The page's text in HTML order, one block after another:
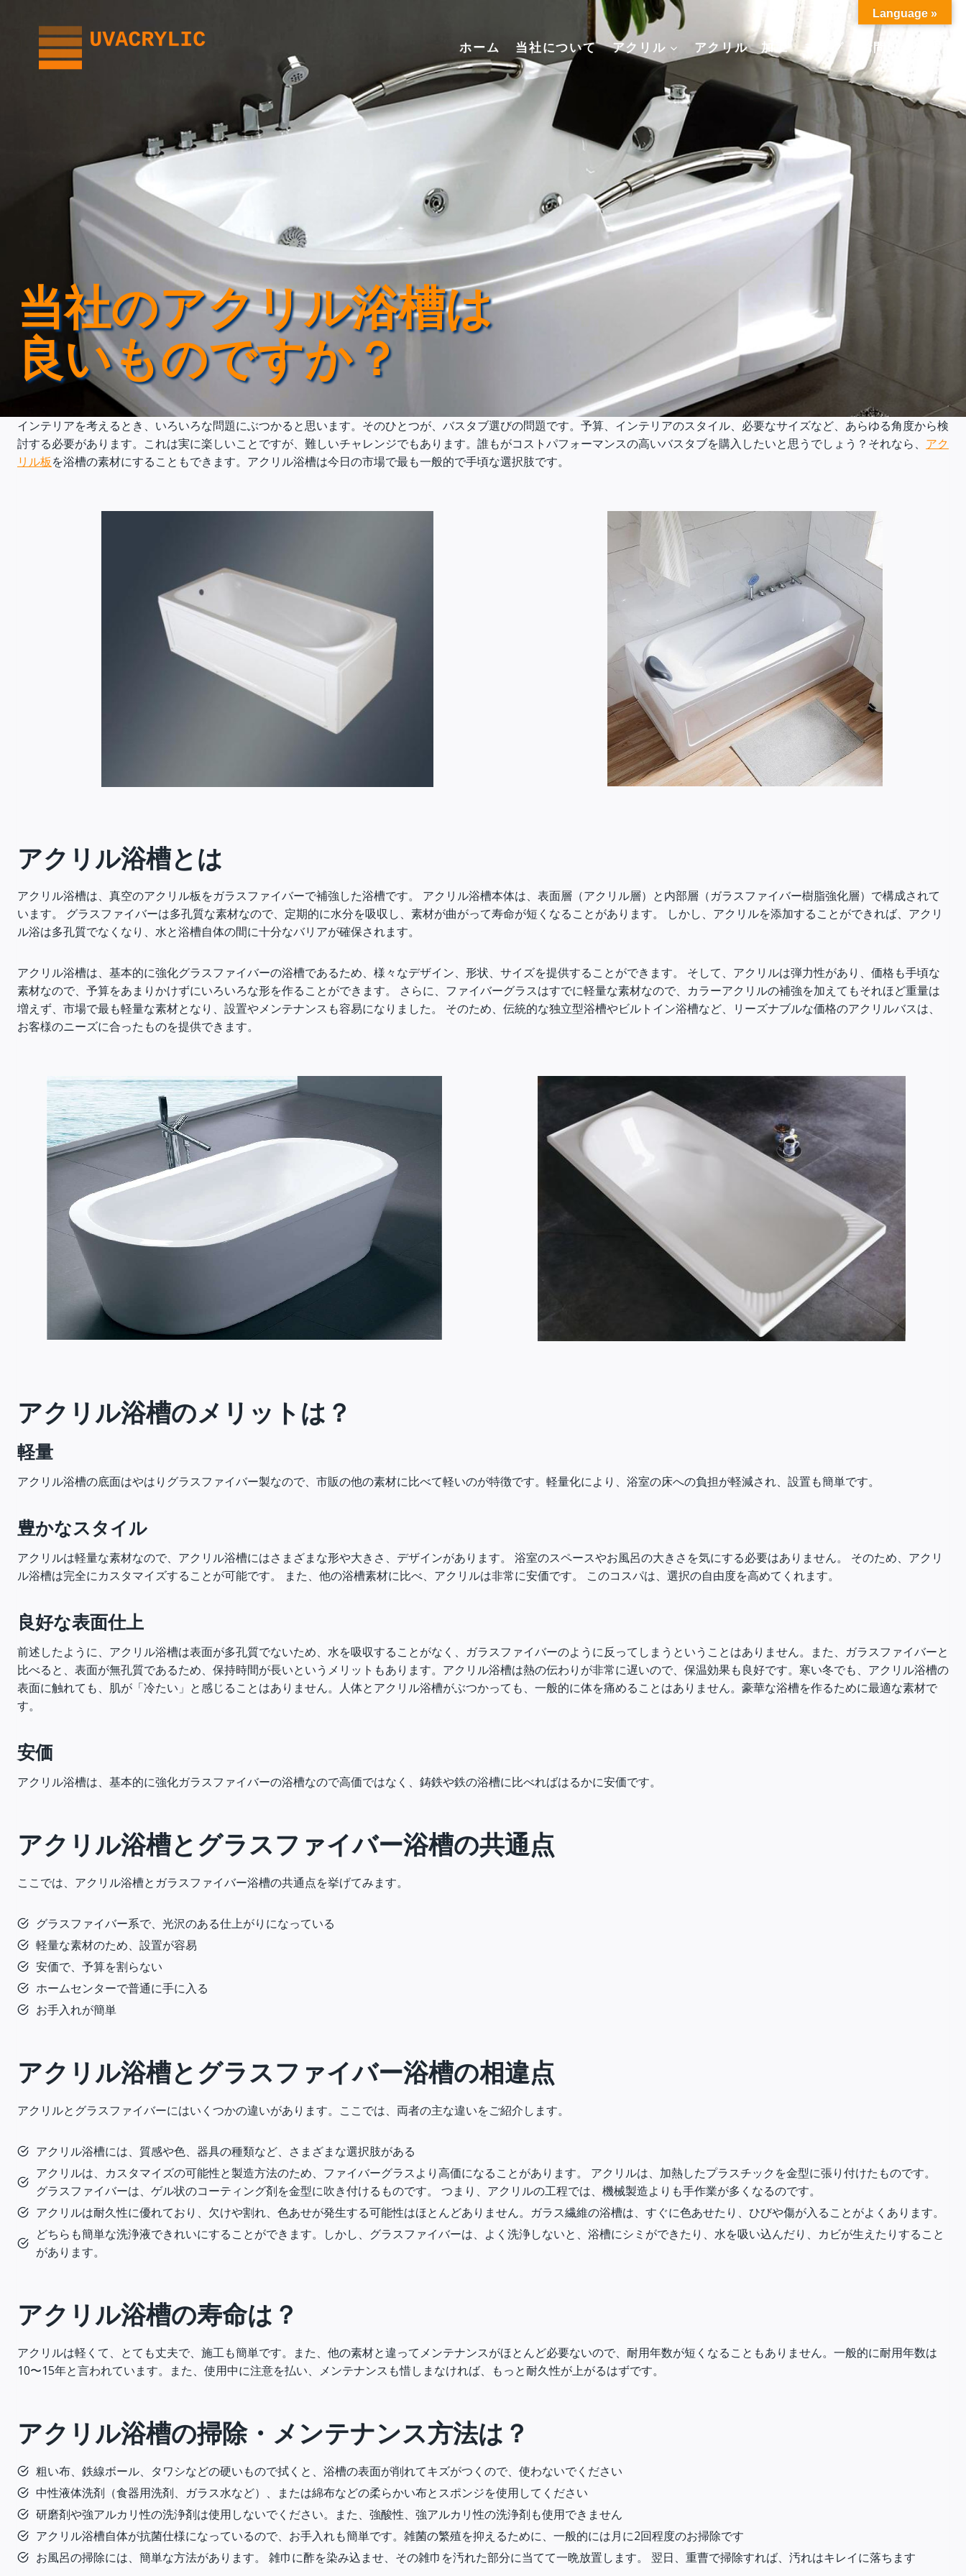
ホーム 当社について アクリル アクリル 加工 ブログ お問い合わせ
当社のアクリル浴槽は
良いものですか？
インテリアを考えるとき、いろいろな問題にぶつかると思います。そのひとつが、バスタブ選びの問題です。予算、インテリアのスタイル、必要なサイズなど、あらゆる角度から検
討する必要があります。これは実に楽しいことですが、難しいチャレンジでもあります。誰もがコストパフォーマンスの高いバスタブを購入したいと思うでしょう？それなら、 アク
リル板を浴槽の素材にすることもできます。アクリル浴槽は今日の市場で最も一般的で手頃な選択肢です。
アクリル浴槽とは
アクリル浴槽は、真空のアクリル板をガラスファイバーで補強した浴槽です。 アクリル浴槽本体は、表面層（アクリル層）と内部層（ガラスファイバー樹脂強化層）で構成されて
います。 グラスファイバーは多孔質な素材なので、定期的に水分を吸収し、素材が曲がって寿命が短くなることがあります。 しかし、アクリルを添加することができれば、アクリ
ル浴は多孔質でなくなり、水と浴槽自体の間に十分なバリアが確保されます。
アクリル浴槽は、基本的に強化グラスファイバーの浴槽であるため、様々なデザイン、形状、サイズを提供することができます。 そして、アクリルは弾力性があり、価格も手頃な
素材なので、予算をあまりかけずにいろいろな形を作ることができます。 さらに、ファイバーグラスはすでに軽量な素材なので、カラーアクリルの補強を加えてもそれほど重量は
増えず、市場で最も軽量な素材となり、設置やメンテナンスも容易になりました。 そのため、伝統的な独立型浴槽やビルトイン浴槽など、リーズナブルな価格のアクリルバスは、
お客様のニーズに合ったものを提供できます。
アクリル浴槽のメリットは？
軽量
アクリル浴槽の底面はやはりグラスファイバー製なので、市販の他の素材に比べて軽いのが特徴です。軽量化により、浴室の床への負担が軽減され、設置も簡単です。
豊かなスタイル
アクリルは軽量な素材なので、アクリル浴槽にはさまざまな形や大きさ、デザインがあります。 浴室のスペースやお風呂の大きさを気にする必要はありません。 そのため、アクリ
ル浴槽は完全にカスタマイズすることが可能です。 また、他の浴槽素材に比べ、アクリルは非常に安価です。 このコスパは、選択の自由度を高めてくれます。
良好な表面仕上
前述したように、アクリル浴槽は表面が多孔質でないため、水を吸収することがなく、ガラスファイバーのように反ってしまうということはありません。また、ガラスファイバーと
比べると、表面が無孔質であるため、保持時間が長いというメリットもあります。アクリル浴槽は熱の伝わりが非常に遅いので、保温効果も良好です。寒い冬でも、アクリル浴槽の
表面に触れても、肌が「冷たい」と感じることはありません。人体とアクリル浴槽がぶつかっても、一般的に体を痛めることはありません。豪華な浴槽を作るために最適な素材で
す。
安価
アクリル浴槽は、基本的に強化ガラスファイバーの浴槽なので高価ではなく、鋳鉄や鉄の浴槽に比べればはるかに安価です。
アクリル浴槽とグラスファイバー浴槽の共通点
ここでは、アクリル浴槽とガラスファイバー浴槽の共通点を挙げてみます。
グラスファイバー系で、光沢のある仕上がりになっている
軽量な素材のため、設置が容易
安価で、予算を割らない
ホームセンターで普通に手に入る
お手入れが簡単
アクリル浴槽とグラスファイバー浴槽の相違点
アクリルとグラスファイバーにはいくつかの違いがあります。ここでは、両者の主な違いをご紹介します。
アクリル浴槽には、質感や色、器具の種類など、さまざまな選択肢がある
アクリルは、カスタマイズの可能性と製造方法のため、ファイバーグラスより高価になることがあります。 アクリルは、加熱したプラスチックを金型に張り付けたものです。
グラスファイバーは、ゲル状のコーティング剤を金型に吹き付けるものです。 つまり、アクリルの工程では、機械製造よりも手作業が多くなるのです。
アクリルは耐久性に優れており、欠けや割れ、色あせが発生する可能性はほとんどありません。ガラス繊維の浴槽は、すぐに色あせたり、ひびや傷が入ることがよくあります。
どちらも簡単な洗浄液できれいにすることができます。しかし、グラスファイバーは、よく洗浄しないと、浴槽にシミができたり、水を吸い込んだり、カビが生えたりすること
があります。
アクリル浴槽の寿命は？
アクリルは軽くて、とても丈夫で、施工も簡単です。また、他の素材と違ってメンテナンスがほとんど必要ないので、耐用年数が短くなることもありません。一般的に耐用年数は
10〜15年と言われています。また、使用中に注意を払い、メンテナンスも惜しまなければ、もっと耐久性が上がるはずです。
アクリル浴槽の掃除・メンテナンス方法は？
粗い布、鉄線ボール、タワシなどの硬いもので拭くと、浴槽の表面が削れてキズがつくので、使わないでください
中性液体洗剤（食器用洗剤、ガラス水など）、または綿布などの柔らかい布とスポンジを使用してください
研磨剤や強アルカリ性の洗浄剤は使用しないでください。また、強酸性、強アルカリ性の洗浄剤も使用できません
アクリル浴槽自体が抗菌仕様になっているので、お手入れも簡単です。雑菌の繁殖を抑えるために、一般的には月に2回程度のお掃除です
お風呂の掃除には、簡単な方法があります。 雑巾に酢を染み込ませ、その雑巾を汚れた部分に当てて一晩放置します。 翌日、重曹で掃除すれば、汚れはキレイに落ちます
Language »